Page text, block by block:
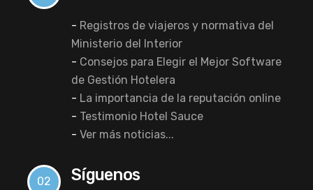
- Registros de viajeros y normativa del
Ministerio del Interior
- Consejos para Elegir el Mejor Software
de Gestión Hotelera
- La importancia de la reputación online
- Testimonio Hotel Sauce
- Ver más noticias...
02 Síguenos